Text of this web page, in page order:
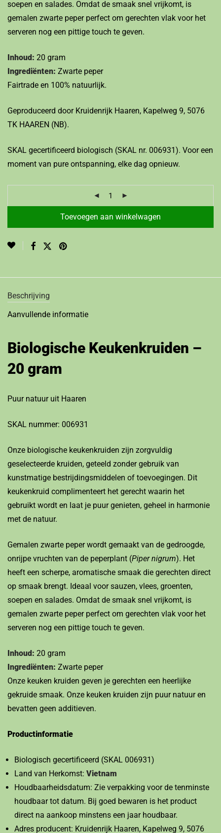
soepen en salades. Omdat de smaak snel vrijkomt, is
gemalen zwarte peper perfect om gerechten vlak voor het
serveren nog een pittige touch te geven.
Inhoud: 20 gram
Ingrediënten: Zwarte peper
Fairtrade en 100% natuurlijk.
Geproduceerd door Kruidenrijk Haaren, Kapelweg 9, 5076
TK HAAREN (NB).
SKAL gecertificeerd biologisch (SKAL nr. 006931). Voor een
moment van pure ontspanning, elke dag opnieuw.
Toevoegen aan winkelwagen
Beschrijving
Aanvullende informatie
Biologische Keukenkruiden –
20 gram
Puur natuur uit Haaren
SKAL nummer: 006931
Onze biologische keukenkruiden zijn zorgvuldig
geselecteerde kruiden, geteeld zonder gebruik van
kunstmatige bestrijdingsmiddelen of toevoegingen. Dit
keukenkruid complimenteert het gerecht waarin het
gebruikt wordt en laat je puur genieten, geheel in harmonie
met de natuur.
Gemalen zwarte peper wordt gemaakt van de gedroogde,
onrijpe vruchten van de peperplant (Piper nigrum). Het
heeft een scherpe, aromatische smaak die gerechten direct
op smaak brengt. Ideaal voor sauzen, vlees, groenten,
soepen en salades. Omdat de smaak snel vrijkomt, is
gemalen zwarte peper perfect om gerechten vlak voor het
serveren nog een pittige touch te geven.
Inhoud: 20 gram
Ingrediënten: Zwarte peper
Onze keuken kruiden geven je gerechten een heerlijke
gekruide smaak. Onze keuken kruiden zijn puur natuur en
bevatten geen additieven.
Productinformatie
Biologisch gecertificeerd (SKAL 006931)
Land van Herkomst: Vietnam
Houdbaarheidsdatum: Zie verpakking voor de tenminste
houdbaar tot datum. Bij goed bewaren is het product
direct na aankoop minstens een jaar houdbaar.
Adres producent: Kruidenrijk Haaren, Kapelweg 9, 5076